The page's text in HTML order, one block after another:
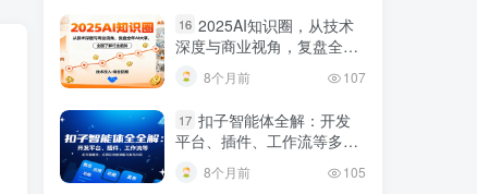
16 2025AI知识圈，从技术
深度与商业视角，复盘全年
AI大事，全面了解行业趋势
8个月前 107
17 扣子智能体全解：开发
平台、插件、工作流等多方
发布内容
8个月前 105